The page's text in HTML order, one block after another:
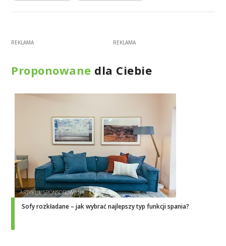
Proponowane dla Ciebie
Sofy rozkładane – jak wybrać najlepszy typ funkcji spania?